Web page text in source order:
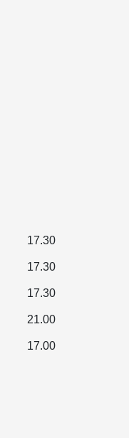
17.30
17.30
17.30
21.00
17.00